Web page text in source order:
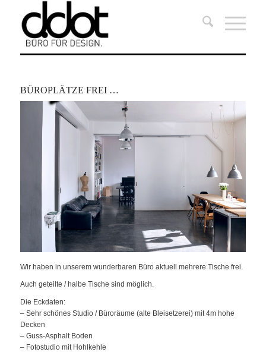
BÜROPLÄTZE FREI …
Wir haben in unserem wunderbaren Büro aktuell mehrere Tische frei.
Auch geteilte / halbe Tische sind möglich.
Die Eckdaten:
– Sehr schönes Studio / Büroräume (alte Bleisetzerei) mit 4m hohe
Decken
– Guss-Asphalt Boden
– Fotostudio mit Hohlkehle